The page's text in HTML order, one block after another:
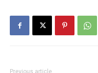
Previous article